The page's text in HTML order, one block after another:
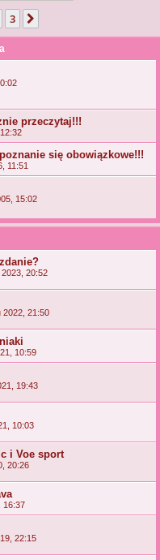
3
przeczytaj!!!
się obowiązkowe!!!
11:51
15:02
20:52
2022, 21:50
10:59
19:43
10:03
i Voe sport
20:26
16:37
22:15